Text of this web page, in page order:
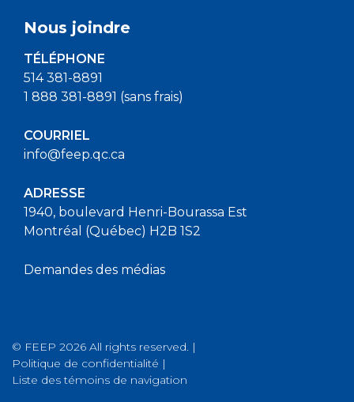
Nous joindre
TÉLÉPHONE
514 381-8891
1 888 381-8891 (sans frais)
COURRIEL
info@feep.qc.ca
ADRESSE
1940, boulevard Henri-Bourassa Est
Montréal (Québec) H2B 1S2
Demandes des médias
© FEEP 2026 All rights reserved. |
Politique de confidentialité |
Liste des témoins de navigation